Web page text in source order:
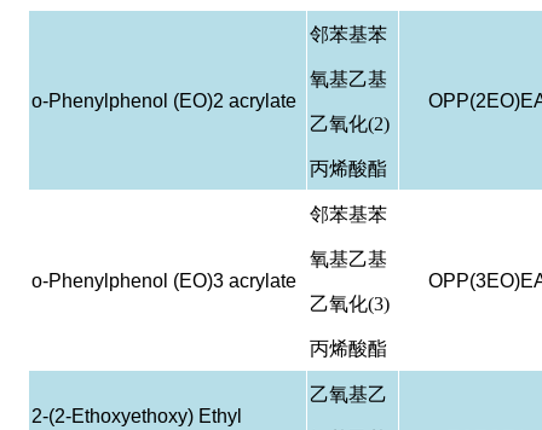
o-Phenylphenol (EO)2 acrylate
邻苯基苯
氧基乙基
乙氧化(2)
丙烯酸酯
o-Phenylphenol (EO)3 acrylate
邻苯基苯
氧基乙基
乙氧化(3)
丙烯酸酯
2-(2-Ethoxyethoxy) Ethyl
乙氧基乙